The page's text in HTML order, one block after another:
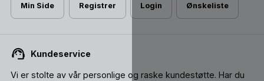
Min Side Registrer Login Ønskeliste
Kundeservice
Vi er stolte av vår personlige og raske kundestøtte. Har du